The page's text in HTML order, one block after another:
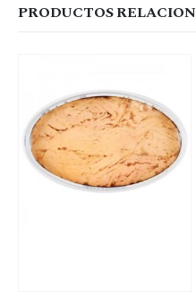
PRODUCTOS